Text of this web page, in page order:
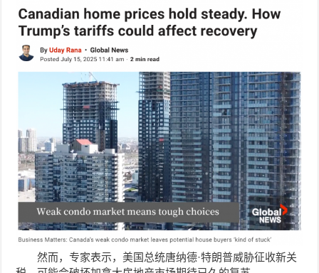
然而，专家表示，美国总统唐纳德·特朗普威胁征收新关